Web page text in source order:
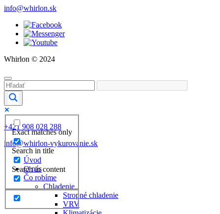
info@whirlon.sk
Whirlon © 2024
Exact matches only
Search in title
Search in content
+421 908 028 288
info@whirlon-vykurovanie.sk
Úvod
O nás
Čo robíme
Chladenie
Stropné chladenie
VRV